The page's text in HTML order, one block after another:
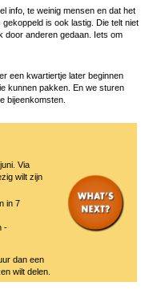
info, te weinig mensen en dat het
is ook lastig. Die telt niet
door anderen gedaan. Iets om
een kwartiertje later beginnen
kunnen pakken. En we sturen
bijeenkomsten.
Via
wilt zijn
in 7
-
dan een
wilt delen.